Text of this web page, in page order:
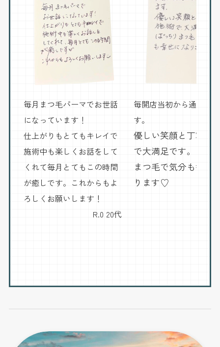
毎月まつ毛パーマでお世話
になっています！
仕上がりもとてもキレイで
施術中も楽しくお話をして
くれて毎月とてもこの時間
が癒しです。これからもよ
ろしくお願いします！
R.0 20代
毎開店当初から通って
す。
優しい笑顔と丁寧な
で大満足です。ぱっ
まつ毛で気分も幸せ
ります♡